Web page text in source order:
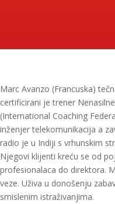
Marc Avanzo (Francuska)
certificirani je trener
(International Coaching
inženjer telekomunikacija a
radio je u Indiji s vrhunskim
Njegovi klijenti kreću se od
profesionalaca do direktora.
veze. Uživa u donošenju
smislenim istraživanjima.